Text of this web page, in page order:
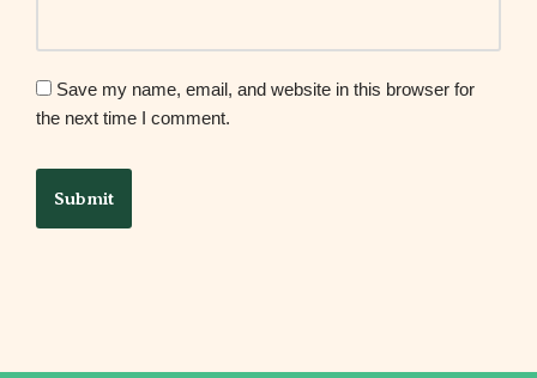
Save my name, email, and website in this browser for
the next time I comment.